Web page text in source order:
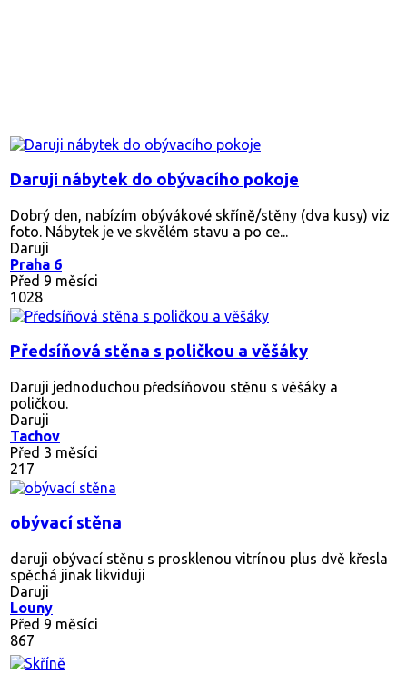
Daruji nábytek do obývacího pokoje
Dobrý den, nabízím obývákové skříně/stěny (dva kusy) viz
foto. Nábytek je ve skvělém stavu a po ce...
Daruji
Praha 6
Před 9 měsíci
1028
Předsíňová stěna s poličkou a věšáky
Daruji jednoduchou předsíňovou stěnu s věšáky a
poličkou.
Daruji
Tachov
Před 3 měsíci
217
obývací stěna
daruji obývací stěnu s prosklenou vitrínou plus dvě křesla
spěchá jinak likviduji
Daruji
Louny
Před 9 měsíci
867